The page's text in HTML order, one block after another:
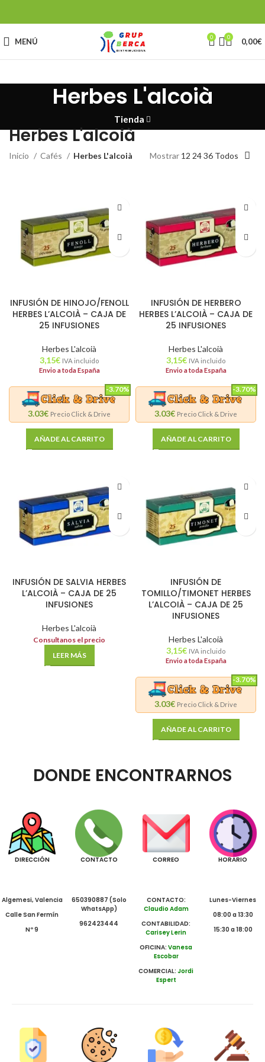
MENÚ 0 0 0,00€
Herbes L'alcoià
Tienda
Herbes L'alcoià
Inicio Cafés Herbes L'alcoià Mostrar 12 2436 Todos
INFUSIÓN DE HINOJO/FENOLL
HERBES L’ALCOIÀ – CAJA DE
25 INFUSIONES
Herbes L'alcoià
3,15€ IVA incluido
Envio a toda España
-3.70%
3.03€ Precio Click & Drive
AÑADE AL CARRITO
INFUSIÓN DE HERBERO
HERBES L’ALCOIÀ – CAJA DE
25 INFUSIONES
Herbes L'alcoià
3,15€ IVA incluido
Envio a toda España
-3.70%
3.03€ Precio Click & Drive
AÑADE AL CARRITO
INFUSIÓN DE SALVIA HERBES
L’ALCOIÀ – CAJA DE 25
INFUSIONES
Herbes L'alcoià
Consultanos el precio
LEER MÁS
INFUSIÓN DE
TOMILLO/TIMONET HERBES
L’ALCOIÀ – CAJA DE 25
INFUSIONES
Herbes L'alcoià
3,15€ IVA incluido
Envio a toda España
-3.70%
3.03€ Precio Click & Drive
AÑADE AL CARRITO
DONDE ENCONTRARNOS
DIRECCIÓN
Algemesi, Valencia
Calle San Fermín
Nº 9
CONTACTO
650390887 (Solo
WhatsApp)
962423444
CORREO
CONTACTO:
Claudio Adam
CONTABILIDAD:
Carisey Lerin
OFICINA:Vanesa
Escobar
COMERCIAL:Jordi
Espert
HORARIO
Lunes-Viernes
08:00 a 13:30
15:30 a 18:00